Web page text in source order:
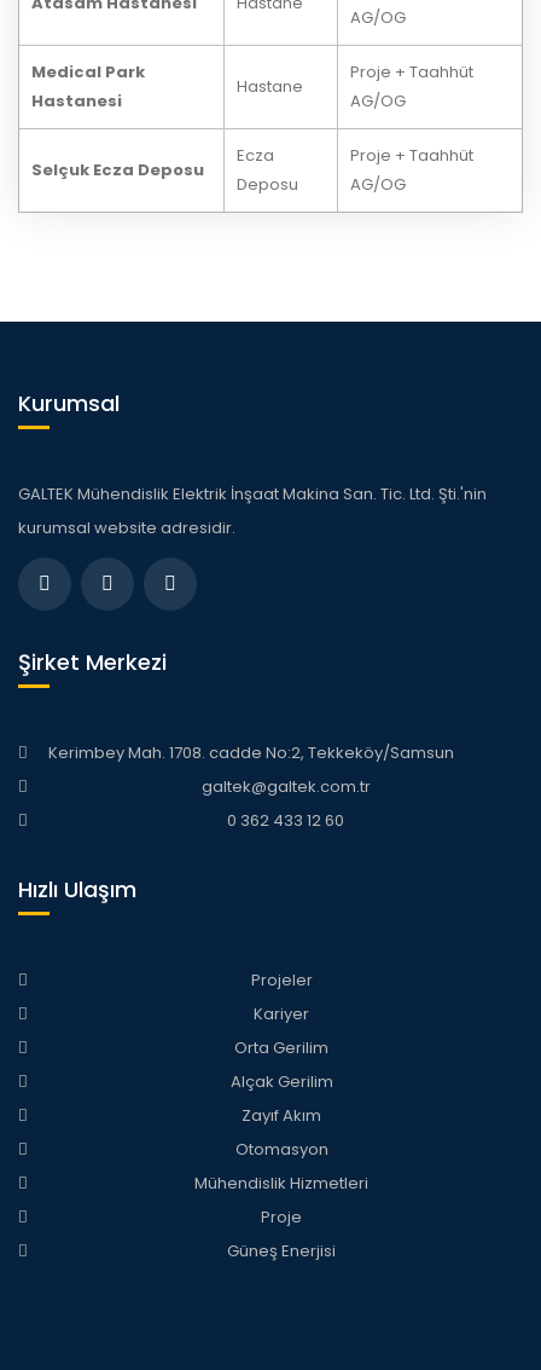
AG/OG
Medical Park
Hastanesi
Hastane
Proje + Taahhüt
AG/OG
Selçuk Ecza Deposu
Ecza
Deposu
Proje + Taahhüt
AG/OG
Kurumsal
GALTEK Mühendislik Elektrik İnşaat Makina San. Tic. Ltd. Şti.'nin
kurumsal website adresidir.
Şirket Merkezi
Kerimbey Mah. 1708. cadde No:2, Tekkeköy/Samsun
galtek@galtek.com.tr
0 362 433 12 60
Hızlı Ulaşım
Projeler
Kariyer
Orta Gerilim
Alçak Gerilim
Zayıf Akım
Otomasyon
Mühendislik Hizmetleri
Proje
Güneş Enerjisi